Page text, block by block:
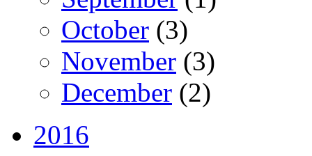
October (3)
November (3)
December (2)
2016